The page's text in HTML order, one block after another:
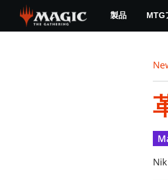
main
製品 MTG